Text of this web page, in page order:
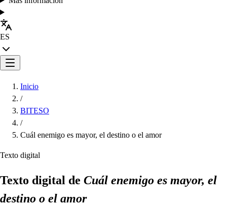
ES
Inicio
/
BITESO
/
Cuál enemigo es mayor, el destino o el amor
Texto digital
Texto digital de Cuál enemigo es mayor, el
destino o el amor